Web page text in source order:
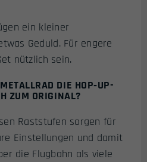
ein kleiner
Geduld. Für engere
nützlich sein.
DIE HOP‑UP-
ZUM ORIGINAL?
Raststufen sorgen für
Einstellungen und damit
die Flugbahn als viele